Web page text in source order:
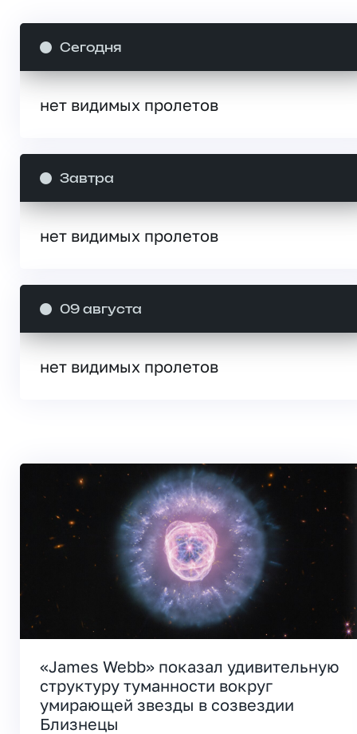
Сегодня
нет видимых пролетов
Завтра
нет видимых пролетов
09 августа
нет видимых пролетов
«James Webb» показал удивительную
структуру туманности вокруг
умирающей звезды в созвездии
Близнецы